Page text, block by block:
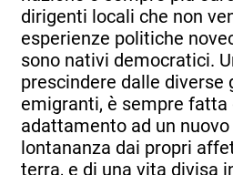
dirigenti locali che non
esperienze politiche
sono nativi democratici.
prescindere dalle diverse
emigranti, è sempre fatta
adattamento ad un nuovo
lontananza dai propri
terra, e di una vita divisa